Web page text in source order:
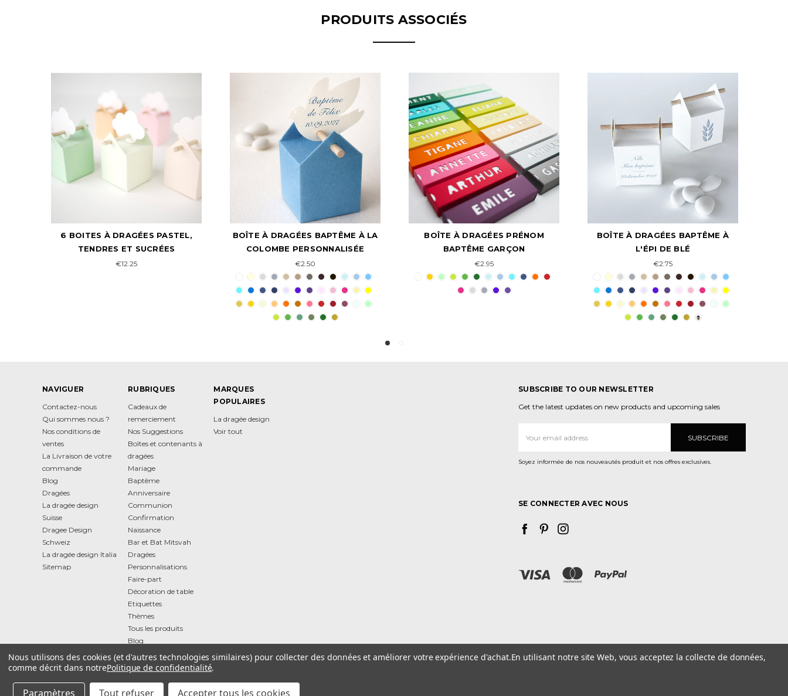
PRODUITS ASSOCIÉS
BOÎTE À DRAGÉES BAPTÊME À LA
COLOMBE PERSONNALISÉE
€2.50
BOÎTE À DRAGÉES PRÉNOM
BAPTÊME GARÇON
€2.95
BOÎTE À DRAGÉES BAPTÊME À
L'ÉPI DE BLÉ
€2.75
BOÎTE À DRAGÉES PRÉNOM
BAPTÊME FILLE
€2.95
NAVIGUER
Contactez-nous
Qui sommes nous ?
Nos conditions de
ventes
La Livraison de votre
commande
Blog
Dragées
La dragée design
Suisse
Dragee Design
Schweiz
La dragée design Italia
Sitemap
RUBRIQUES
Cadeaux de
remerciement
Nos Suggestions
Boîtes et contenants à
dragées
Mariage
Baptême
Anniversaire
Communion
Confirmation
Naissance
Bar et Bat Mitsvah
Dragées
Personnalisations
Faire-part
Décoration de table
Etiquettes
Thèmes
Tous les produits
Blog
MARQUES
POPULAIRES
La dragée design
Voir tout
SUBSCRIBE TO OUR NEWSLETTER
Get the latest updates on new products and upcoming sales
Soyez informée de nos nouveautés produit et nos offres exclusives.
SE CONNECTER AVEC NOUS
La dragée design N° TVA : FR 14 750 591 950 Représenté Tax et Consult 62, rue Jacques Mugnier 68200 - Mulhouse - France
© 2026 La dragée design
Nous utilisons des cookies (et d'autres technologies similaires) pour collecter des données et améliorer votre expérience d'achat.En utilisant notre site Web, vous acceptez la collecte de données,
comme décrit dans notrePolitique de confidentialité.
Paramètres Tout refuser Accepter tous les cookies